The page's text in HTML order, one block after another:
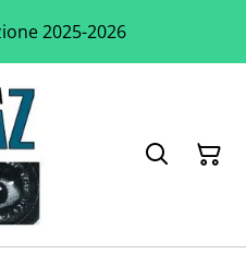
2025-2026